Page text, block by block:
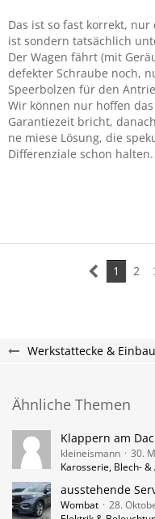
Das ist so fast korrekt,
ist sondern tatsächlich
Der Wagen fährt (mit
defekter Schraube noch,
Speerbolzen für den
Wir können nur hoffen
Garantiezeit bricht,
ne miese Lösung, die
Differenziale schon halten.
1 2
Werkstattecke &
Ähnliche Themen
Klappern am
kleineismann
30.
Karosserie, Blech-
ausstehende
Wombat
28.